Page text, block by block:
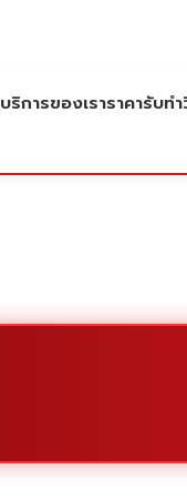
บริการของเราราคารับท